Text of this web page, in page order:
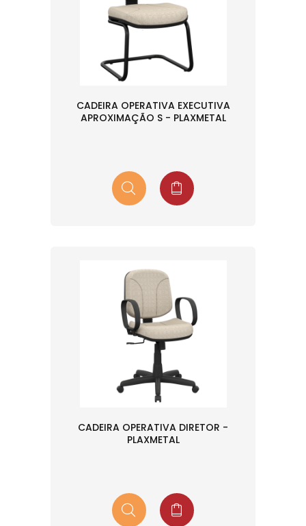
CADEIRA OPERATIVA EXECUTIVA
APROXIMAÇÃO S - PLAXMETAL
CADEIRA OPERATIVA DIRETOR -
PLAXMETAL